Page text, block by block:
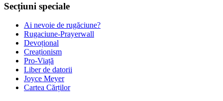
Secțiuni speciale
Ai nevoie de rugăciune?
Rugaciune-Prayerwall
Devoțional
Creaționism
Pro-Viață
Liber de datorii
Joyce Meyer
Cartea Cărților